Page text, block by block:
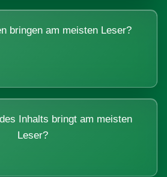
bringen am meisten Leser?
Inhalts bringt am meisten
Leser?